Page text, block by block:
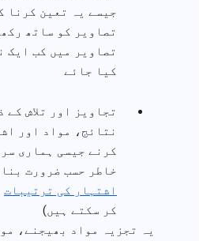
جیسے یہ تعین کرنا
تصاویر میں کب ایک
کیا جائے
تجاویز اور تلاش
نتائج، مواد اور
کرنے جیسی ہماری
خاطر حسب ضرورت
اشتہار کی ترتیبات
کر سکتے ہیں)
یہ تجزیہ مواد بھیجنے،